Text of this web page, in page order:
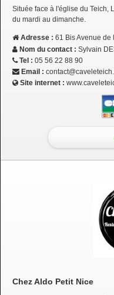
Située face à l'église du Teich,
du mardi au dimanche.
Adresse : 61 Bis Avenue de
Nom du contact : Sylvain
Tel : 05 56 22 88 90
Email :
Site internet :
Chez Aldo Petit Nice